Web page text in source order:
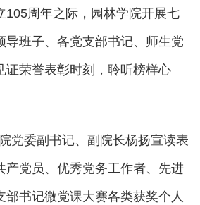
105周年之际，园林学院开展七
导班子、各党支部书记、师生党
证荣誉表彰时刻，聆听榜样心
党委副书记、副院长杨扬宣读表
产党员、优秀党务工作者、先进
部书记微党课大赛各类获奖个人